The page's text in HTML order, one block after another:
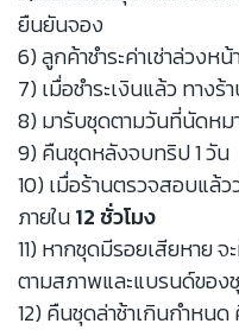
ยืนยันจอง
6) ลูกค้าชำระค่าเช่าล่วงห
7) เมื่อชำระเงินแล้ว ทางร้
8) มารับชุดตามวันที่นัดหม
9) คืนชุดหลังจบทริป 1 วัน
10) เมื่อร้านตรวจสอบแล้
ภายใน12 ชั่วโมง
11) หากชุดมีรอยเสียหาย จ
ตามสภาพและแบรนด์ของ
12) คืนชุดล่าช้าเกินกำหน